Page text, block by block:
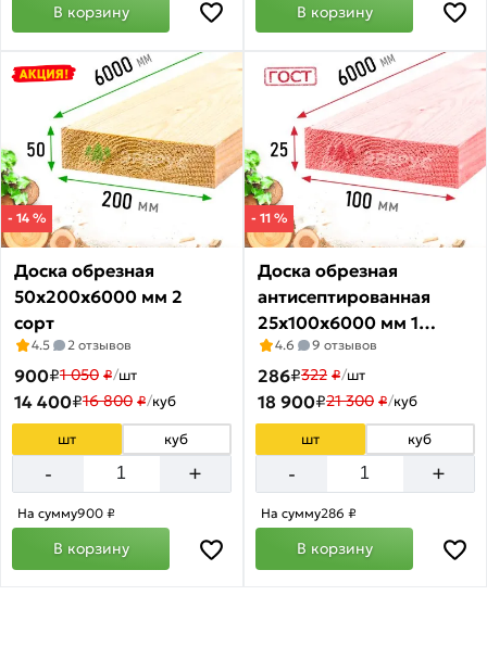
В корзину В корзину
- 14 %
Доска обрезная
50х200х6000 мм 2
сорт
4.5 2 отзывов
900₽1 050 ₽/шт
14 400₽16 800 ₽/куб
шт куб
- +
На сумму900 ₽
В корзину
- 11 %
Доска обрезная
антисептированная
25х100х6000 мм 1
сорт ГОСТ
4.6 9 отзывов
286₽322 ₽/шт
18 900₽21 300 ₽/куб
шт куб
- +
На сумму286 ₽
В корзину